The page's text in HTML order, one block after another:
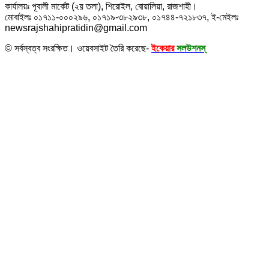
কার্যালয়ঃ পূবালী মার্কেট (২য় তলা), শিরোইল, বোয়ালিয়া, রাজশাহী।
মোবাইলঃ ০১৭১১-০০০২৯৬, ০১৭১৯-৩৮২৯৩৮, ০১৭৪৪-৭২১৮৩৭, ই-মেইলঃ
newsrajshahipratidin@gmail.com
© সর্বস্বত্ব সংরক্ষিত। ওয়েবসাইট তৈরি করেছে-ইকেয়ার সলউশনস্